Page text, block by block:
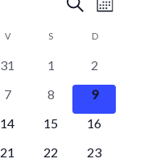
de
vues
Mois
V S D
0
31
0
évènements
1
0
2
0
7
0
évènements
8
0
9
0
14
0
15
0
16
0
21
0
22
0
23